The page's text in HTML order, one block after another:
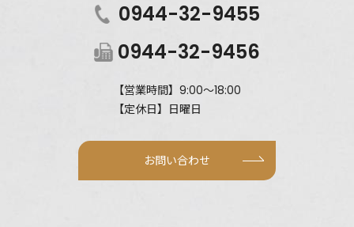
0944-32-9455
0944-32-9456
【営業時間】9:00～18:00
【定休日】日曜日
お問い合わせ